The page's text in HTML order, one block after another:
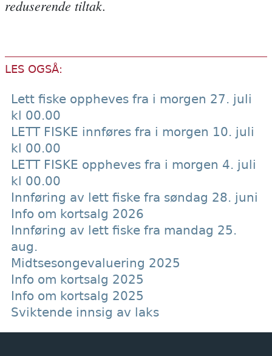
reduserende tiltak.
LES OGSÅ:
Lett fiske oppheves fra i morgen 27. juli
kl 00.00
LETT FISKE innføres fra i morgen 10. juli
kl 00.00
LETT FISKE oppheves fra i morgen 4. juli
kl 00.00
Innføring av lett fiske fra søndag 28. juni
Info om kortsalg 2026
Innføring av lett fiske fra mandag 25.
aug.
Midtsesongevaluering 2025
Info om kortsalg 2025
Info om kortsalg 2025
Sviktende innsig av laks